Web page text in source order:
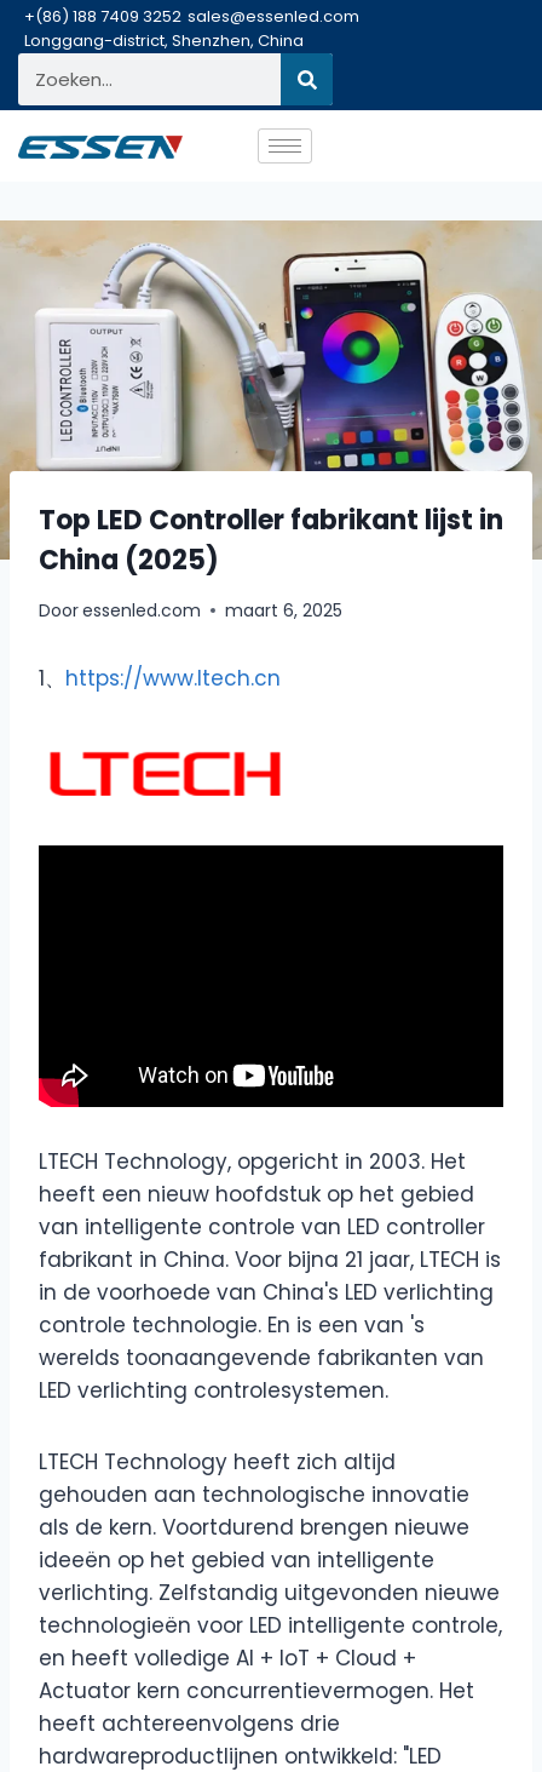
+(86) 188 7409 3252 sales@essenled.com
Longgang-district, Shenzhen, China
Top LED Controller fabrikant lijst in
China (2025)
Dooressenled.com maart 6, 2025
1、 https://www.ltech.cn
LTECH Technology, opgericht in 2003. Het
heeft een nieuw hoofdstuk op het gebied
van intelligente controle van LED controller
fabrikant in China. Voor bijna 21 jaar, LTECH is
in de voorhoede van China's LED verlichting
controle technologie. En is een van 's
werelds toonaangevende fabrikanten van
LED verlichting controlesystemen.
LTECH Technology heeft zich altijd
gehouden aan technologische innovatie
als de kern. Voortdurend brengen nieuwe
ideeën op het gebied van intelligente
verlichting. Zelfstandig uitgevonden nieuwe
technologieën voor LED intelligente controle,
en heeft volledige AI + IoT + Cloud +
Actuator kern concurrentievermogen. Het
heeft achtereenvolgens drie
hardwareproductlijnen ontwikkeld: "LED